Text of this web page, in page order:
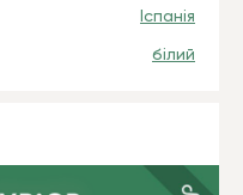
Іспанія
білий